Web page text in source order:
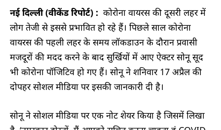
नई दिल्ली (वीकेंड रिपोर्ट) : कोरोना वायरस की दूसरी लहर में
लोग तेजी से इससे प्रभावित हो रहे हैं। पिछले साल कोरोना
वायरस की पहली लहर के समय लॉकडाउन के दौरान प्रवासी
मजदूरों की मदद करने के बाद सुर्खियों में आए ऐक्टर सोनू सूद
भी कोरोना पॉजिटिव हो गए हैं। सोनू ने शनिवार 17 अप्रैल की
दोपहर सोशल मीडिया पर इसकी जानकारी दी है।
सोनू ने सोशल मीडिया पर एक नोट शेयर किया है जिसमें लिखा